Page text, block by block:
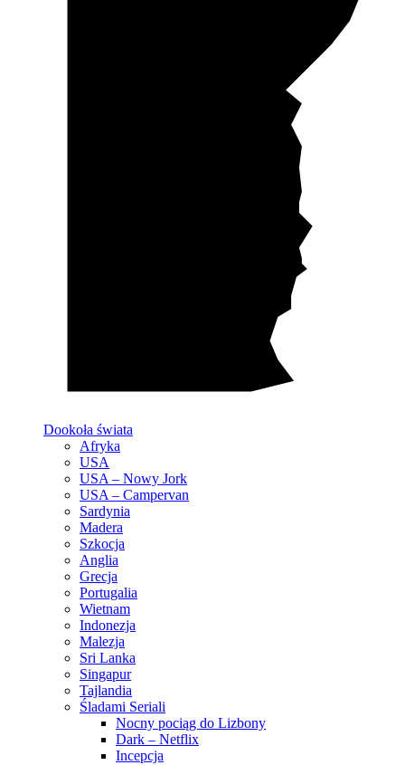
Dookoła świata
Afryka
USA
USA – Nowy Jork
USA – Campervan
Sardynia
Madera
Szkocja
Anglia
Grecja
Portugalia
Wietnam
Indonezja
Malezja
Sri Lanka
Singapur
Tajlandia
Śladami Seriali
Nocny pociąg do Lizbony
Dark – Netflix
Incepcja